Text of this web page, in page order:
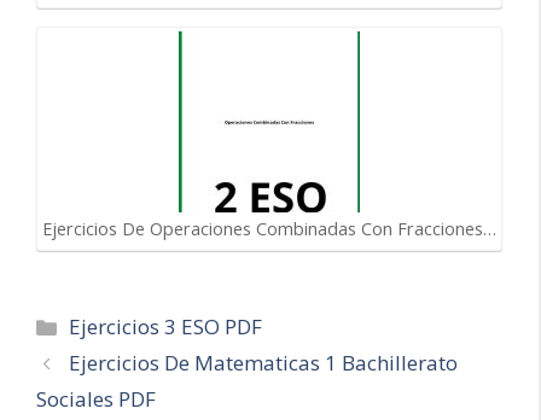
Ejercicios De Operaciones Combinadas Con Fracciones…
Categorías
Ejercicios 3 ESO PDF
Navegación
de
Ejercicios De Matematicas 1 Bachillerato
Sociales PDF